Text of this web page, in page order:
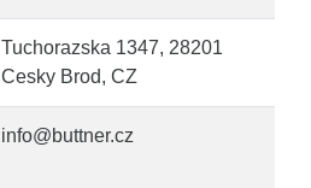
Tuchorazska 1347, 28201
Cesky Brod, CZ
info@buttner.cz